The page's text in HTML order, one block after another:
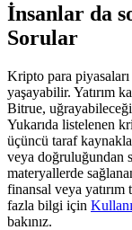
Kopya Ticaret
En iyi
İnsanlar da
Sorular
Kripto para piyasaları
yaşayabilir. Yatırım
Bitrue,
Yukarıda listelenen
üçüncü taraf
veya doğruluğundan
materyallerde
finansal veya
fazla bilgi için
bakınız.